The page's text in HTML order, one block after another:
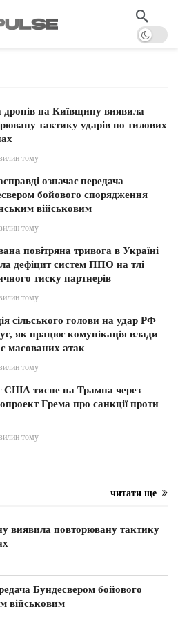
дронів на Київщину виявила
тактику ударів по тилових
тому
означає передача
бойового спорядження
військовим
тому
повітряна тривога в Україні
дефіцит систем ППО на тлі
тиску партнерів
тому
сільського голови на удар РФ
як працює комунікація влади
масованих атак
тому
США тисне на Трампа через
Грема про санкції проти
тому
читати ще
виявила повторювану тактику
Бундесвером бойового
військовим